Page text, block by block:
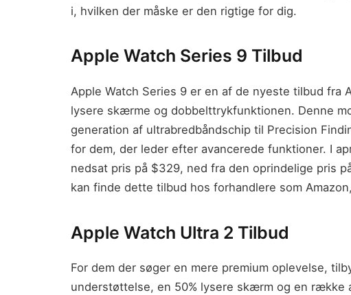
i, hvilken der måske er den rigtige for dig.
Apple Watch Series 9 Tilbud
Apple Watch Series 9 er en af de nyeste tilbud fra
lysere skærme og dobbelttrykfunktionen. Denne
generation af ultrabredbåndschip til Precision
for dem, der leder efter avancerede funktioner. I
nedsat pris på $329, ned fra den oprindelige pris
kan finde dette tilbud hos forhandlere som
Apple Watch Ultra 2 Tilbud
For dem der søger en mere premium oplevelse,
understøttelse, en 50% lysere skærm og en række